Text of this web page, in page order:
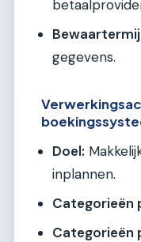
gegevens.
Doel:
inplannen.
Categorieën
Categorieën